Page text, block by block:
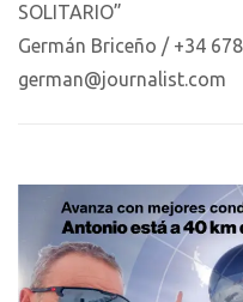
SOLITARIO”
Germán Briceño / +34
german@journalist.com